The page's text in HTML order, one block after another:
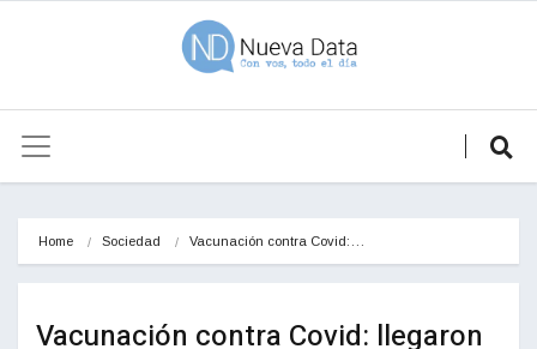
Home Sociedad Vacunación contra Covid:…
Vacunación contra Covid: llegaron